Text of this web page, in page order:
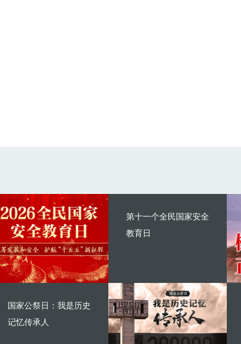
第十一个全民国家安全
教育日
国家公祭日：我是历史
记忆传承人